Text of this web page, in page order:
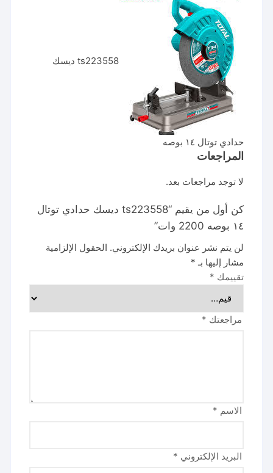
ts223558 ديسك
حدادي توتال ١٤ بوصه
المراجعات
لا توجد مراجعات بعد.
كن أول من يقيم “ts223558 ديسك حدادي توتال
١٤ بوصه 2200 وات”
لن يتم نشر عنوان بريدك الإلكتروني. الحقول الإلزامية
مشار إليها بـ *
تقييمك *
مراجعتك *
الاسم *
البريد الإلكتروني *